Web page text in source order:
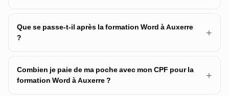
Que se passe-t-il après la formation Word à Auxerre
?
+
Combien je paie de ma poche avec mon CPF pour la
formation Word à Auxerre ?
+